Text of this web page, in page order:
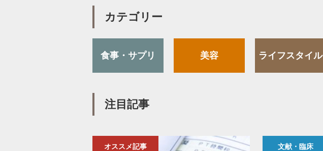
カテゴリー
食事・サプリ 美容 ライフスタイル
注目記事
オススメ記事 文献・臨床